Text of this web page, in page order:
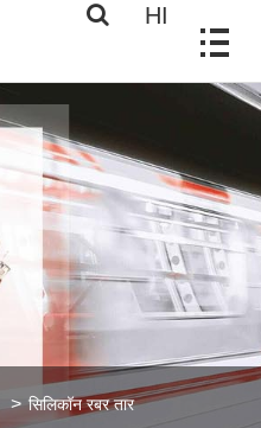
HI
सिलिकॉन रबर तार